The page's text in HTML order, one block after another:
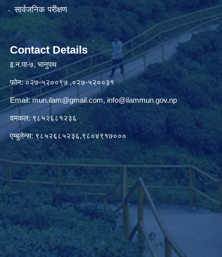
सार्वजनिक परीक्षण
Contact Details
इ.न.पा-७, भानुपथ
फोन: ०२७-५२००९७ ,०२७-५२००३१
Email:mun.ilam@gmail.com, info@ilammun.gov.np
दमकल: ९८५२६८१२३६
एम्बुलेन्स: ९८५२६८५२३६,९८०४९१७०००